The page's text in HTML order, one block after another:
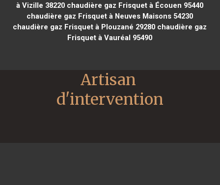
à Vizille 38220 chaudière gaz Frisquet à Écouen 95440
chaudière gaz Frisquet à Neuves Maisons 54230
chaudière gaz Frisquet à Plouzané 29280 chaudière gaz
Frisquet à Vauréal 95490
Artisan
d'intervention